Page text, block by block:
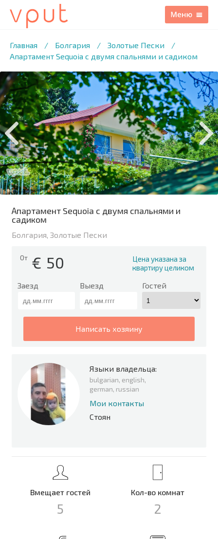
Главная / Болгария / Золотые Пески
/
Апартамент Sequoia с двумя спальнями и садиком
/20 ФОТО
Апартамент Sequoia с двумя спальнями и
садиком
Болгария, Золотые Пески
От € 50
Цена указана за
квартиру целиком
Заезд Выезд Гостей
написать хозяину
Языки владельца:
bulgarian, english,
german, russian
Мои контакты
Стоян
Вмещает гостей
5
Кол-во комнат
2